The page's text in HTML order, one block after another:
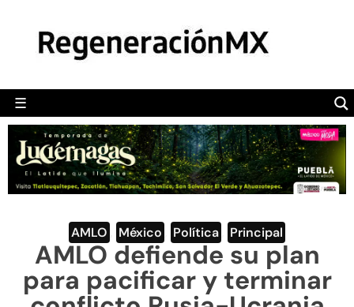
☰
POLÍTICA
CAMALEÓN
OPINIÓN
DEPORTES
ENGLISH SECTION
VIDEOS
AMLO México Política Principal
AMLO defiende su plan
para pacificar y terminar